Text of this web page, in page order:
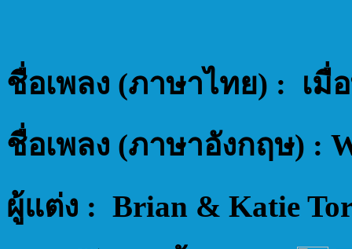
ชื่อเพลง (ภาษาไทย) : เมื่
ชื่อเพลง (ภาษาอังกฤษ) :
ผู้แต่ง : Brian & Katie